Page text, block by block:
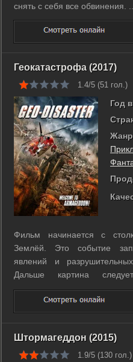
снять с себя все обвинения. ...
Геокатастрофа (2017)
1.4/5 (51 гол.)
Год
Фильм начинается с
Землёй. Это событие
явлений и
Дальше картина
эффектами этого
привычного хода
справиться с возникшей
Штормагеддон (2015)
1.9/5 (130 гол.)